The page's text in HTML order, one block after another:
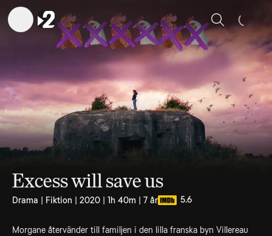
Sök
Excess will save us
Drama | Fiktion | 2020 | 1h 40m | 7 år 5.6
Morgane återvänder till familjen i den lilla franska byn Villereau